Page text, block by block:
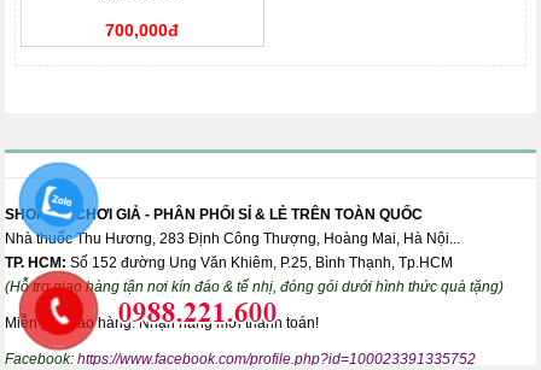
700,000đ
SHOP ĐỒ CHƠI GIẢ - PHÂN PHỐI SỈ & LẺ TRÊN TOÀN QUỐC
Nhà thuốc Thu Hương, 283 Định Công Thượng, Hoàng Mai, Hà Nội...
TP. HCM: Số 152 đường Ung Văn Khiêm, P.25, Bình Thạnh, Tp.HCM
(Hỗ trợ giao hàng tận nơi kín đáo & tế nhị, đóng gói dưới hình thức quà tặng)
Miễn phí giao hàng. Nhận hàng mới thanh toán!
Facebook:https://www.facebook.com/profile.php?id=100023391335752